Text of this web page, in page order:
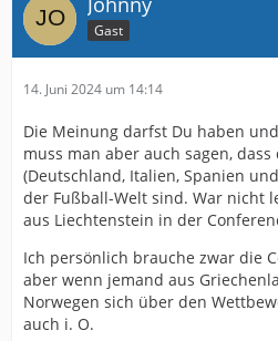
Gast
14. Juni 2024 um 14:14
Die Meinung darfst Du haben
muss man aber auch sagen,
(Deutschland, Italien, Spanien
der Fußball-Welt sind. War nicht
aus Liechtenstein in der
Ich persönlich brauche zwar die
aber wenn jemand aus
Norwegen sich über den
auch i. O.